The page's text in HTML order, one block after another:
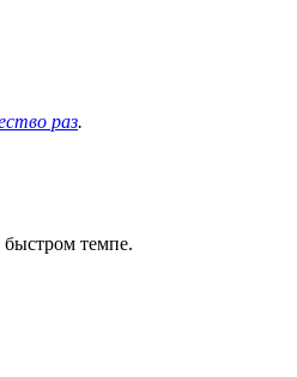
раз.
быстром темпе.